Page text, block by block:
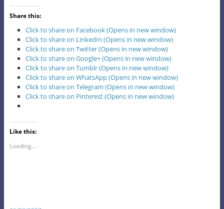
Share this:
Click to share on Facebook (Opens in new window)
Click to share on LinkedIn (Opens in new window)
Click to share on Twitter (Opens in new window)
Click to share on Google+ (Opens in new window)
Click to share on Tumblr (Opens in new window)
Click to share on WhatsApp (Opens in new window)
Click to share on Telegram (Opens in new window)
Click to share on Pinterest (Opens in new window)
Like this:
Loading...